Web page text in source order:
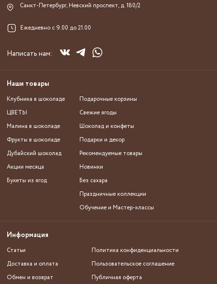
Санкт-Петербург, Невский проспект, д. 180/2
Ежедневно с 9.00 до 21.00
Написать нам:
Наши товары
Клубника в шоколаде
ЦВЕТЫ
Малина в шоколаде
Фрукты в шоколаде
Дубайский шоколад
Акции месяца
Букеты из ягод
Подарочные корзины
Свежие ягоды
Шоколад и конфеты
Подарки и декор
Рекомендуемые товары
Новинки
Без сахара
Праздничные коллекции
Обучение и Мастер-классы
Информация
Статьи
Доставка и оплата
Обмен и возврат
Политика конфиденциальности
Пользовательское соглашение
Публичная оферта